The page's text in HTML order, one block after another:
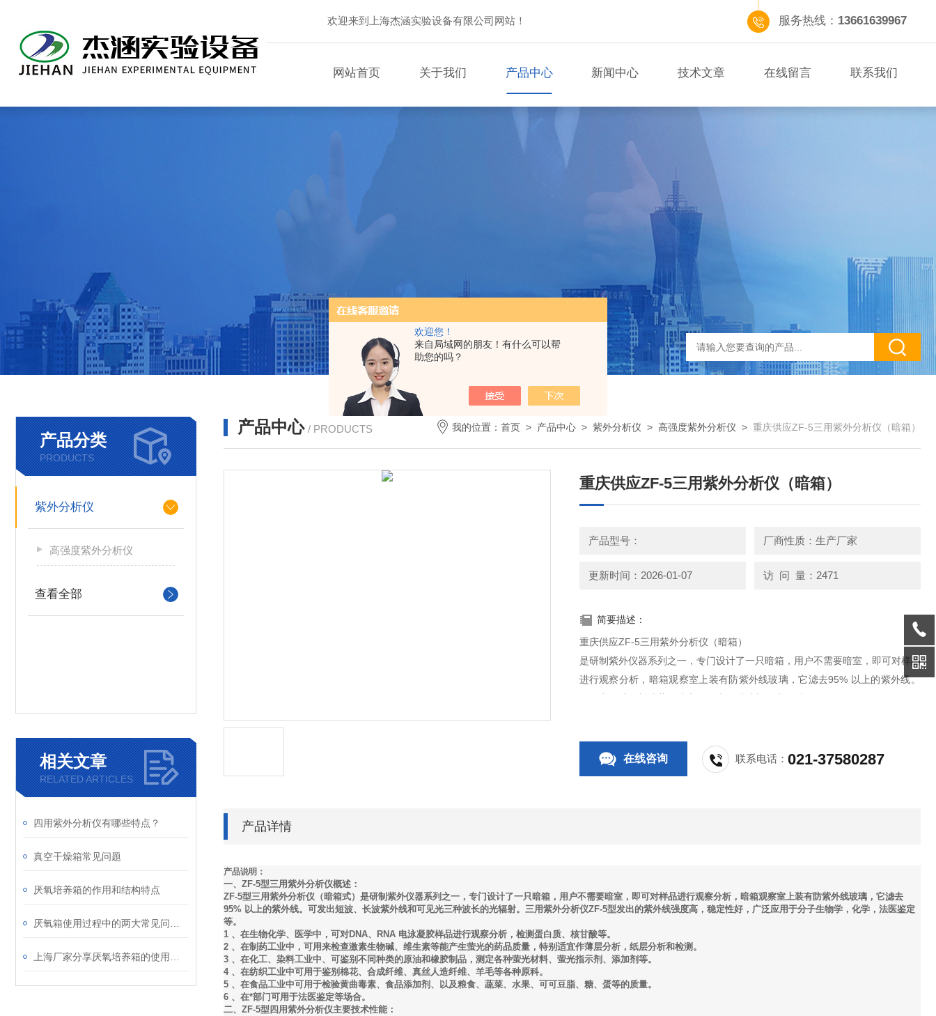
欢迎您！
来自局域网的朋友！有什么可以帮
助您的吗？
欢迎来到上海杰涵实验设备有限公司网站！ 服务热线： 13661639967
网站首页 关于我们 产品中心 新闻中心 技术文章 在线留言 联系我们
产品分类
PRODUCTS
紫外分析仪
高强度紫外分析仪
查看全部
相关文章
RELATED ARTICLES
四用紫外分析仪有哪些特点？
真空干燥箱常见问题
厌氧培养箱的作用和结构特点
产品中心 / PRODUCTS 我的位置： 首页 > 产品中心 > 紫外分析仪 > 高强度紫外分析仪 > 重庆供应ZF-5三用紫外分析仪（暗箱）
重庆供应ZF-5三用紫外分析仪（暗箱）
产品型号： 厂商性质：生产厂家
更新时间：2026-01-07 访 问 量：2471
简要描述：
重庆供应ZF-5三用紫外分析仪（暗箱）
是研制紫外仪器系列之一，专门设计了一只暗箱，用户不需要暗室，即可对样品
进行观察分析，暗箱观察室上装有防紫外线玻璃，它滤去95% 以上的紫外线。
可发出短波、长波紫外线和可见光三种波长的光辐射。
在线咨询 联系电话：021-37580287
产品详情
产品说明：
一、ZF-5型三用紫外分析仪概述：
ZF-5型三用紫外分析仪（暗箱式）是研制紫外仪器系列之一，专门设计了一只暗箱，用户不需要暗室，即可对样品进行观察分析，暗箱观察室上装有防紫外线玻璃，它滤去
95% 以上的紫外线。可发出短波、长波紫外线和可见光三种波长的光辐射。三用紫外分析仪ZF-5型发出的紫外线强度高，稳定性好，广泛应用于分子生物学，化学，法医鉴定
等。
1 、在生物化学、医学中，可对DNA、RNA 电泳凝胶样品进行观察分析，检测蛋白质、核甘酸等。
2 、在制药工业中，可用来检查激素生物碱、维生素等能产生萤光的药品质量，特别适宜作薄层分析，纸层分析和检测。
3 、在化工、染料工业中、可鉴别不同种类的原油和橡胶制品，测定各种萤光材料、萤光指示剂、添加剂等。
4 、在纺织工业中可用于鉴别棉花、合成纤维、真丝人造纤维、羊毛等各种原科。
5 、在食品工业中可用于检验黄曲毒素、食品添加剂、以及粮食、蔬菜、水果、可可豆脂、糖、蛋等的质量。
6 、在*部门可用于法医鉴定等场合。
二、ZF-5型四用紫外分析仪主要技术性能：